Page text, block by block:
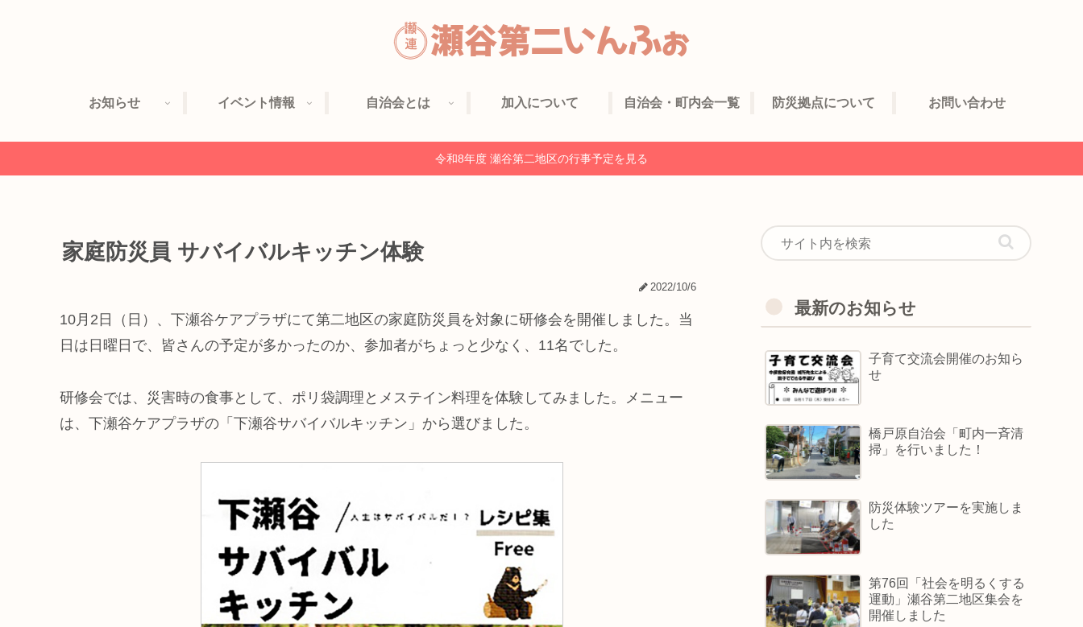
お知らせ イベント情報 自治会とは 加入について 自治会・町内会一覧 防災拠点について お問い合わせ
令和8年度 瀬谷第二地区の行事予定を見る
家庭防災員 サバイバルキッチン体験
2022/10/6
10月2日（日）、下瀬谷ケアプラザにて第二地区の家庭防災員を対象に研修会を開催しました。当
日は日曜日で、皆さんの予定が多かったのか、参加者がちょっと少なく、11名でした。
研修会では、災害時の食事として、ポリ袋調理とメステイン料理を体験してみました。メニュー
は、下瀬谷ケアプラザの「下瀬谷サバイバルキッチン」から選びました。
最新のお知らせ
子育て交流会開催のお知ら
せ
橋戸原自治会「町内一斉清
掃」を行いました！
防災体験ツアーを実施しま
した
第76回「社会を明るくする
運動」瀬谷第二地区集会を
開催しました